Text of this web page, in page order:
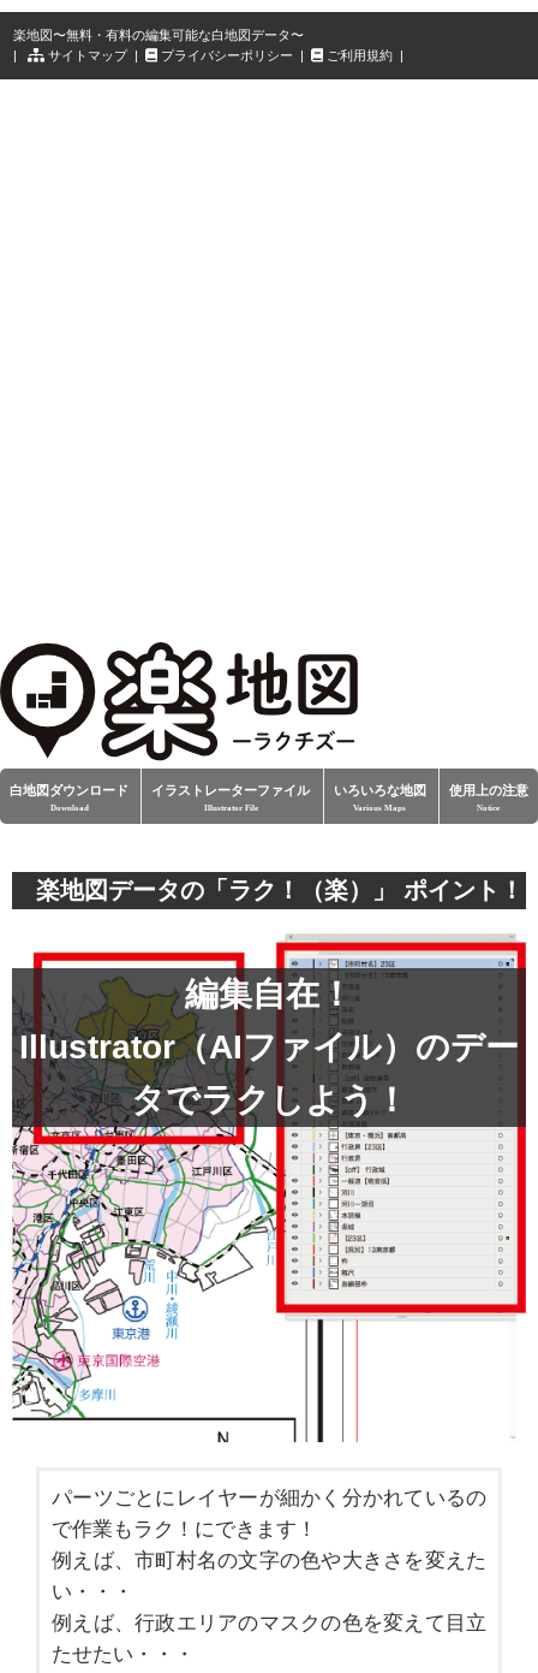
楽地図〜無料・有料の編集可能な白地図データ〜
|
サイトマップ| プライバシーポリシー | ご利用規約 |
白地図ダウンロード
Download
イラストレーターファイル
Illustrator File
いろいろな地図
Various Maps
使用上の注意
Notice
編集自在！
Illustrator（AIファイル）のデー
タでラクしよう！
楽地図データの「ラク！（楽）」 ポイント！
パーツごとにレイヤーが細かく分かれているの
で作業もラク！にできます！
例えば、市町村名の文字の色や大きさを変えた
い・・・
例えば、行政エリアのマスクの色を変えて目立
たせたい・・・